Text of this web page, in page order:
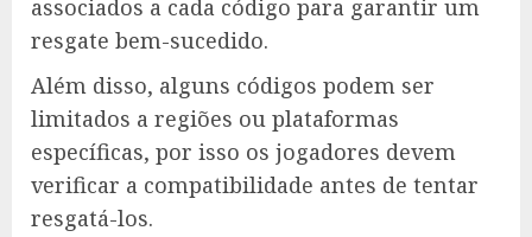
associados a cada código para garantir um
resgate bem-sucedido.
Além disso, alguns códigos podem ser
limitados a regiões ou plataformas
específicas, por isso os jogadores devem
verificar a compatibilidade antes de tentar
resgatá-los.